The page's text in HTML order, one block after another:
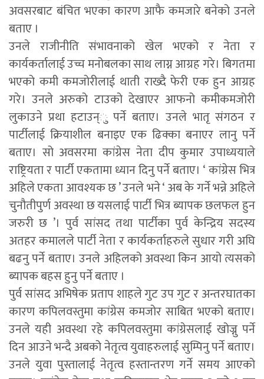
अवसरबाट बंचित भएका कारण आफै कमजारे बनेको उनले
बताए ।
उनले राजीनीति संभावनाको खेल भएको र नेता र
कार्यकर्तालाई उच्च मनोबलका साथ लाग्न आग्रह गरे। बिगतमा
भएको कमी कमजोरीलाई थाती राख्दै फेरी एक हुन आग्रह
गरे। उनले अरुको टाउको देखाएर आफनो कमीकमजोरी
लुकाउने प्रथा हटाउन्ु पर्ने बताए। उनले भातृ संगठन र
पार्टीलाई क्रियाशील बनाइए एक ढिक्का बनाएर लानु पर्ने
बताए। सो अवसरमा कांग्रेस नेता दीप कुमार उपाध्ययाले
राष्ट्रियता र पार्टी एकतामा ध्यान दिनु पर्ने बताए। ‘ कांग्रेस भित्र
अहिले एकता आवश्यक छ ’ उनले भने ‘ अब के गर्ने भन्ने अहिले
चुनौतीपुर्ण अवस्था छ यसलाई पार्टी भित्र ब्यापक छलफल हुन
जरुरी छ ’। पुर्व सांसद तथा पार्टीका पुर्व केन्द्रिय सदस्य
अतहर कमालले पार्टी नेता र कार्यकर्ताहरुले सुधार गरी अघि
बढनु पर्ने बताए। उनले अहिलको अवस्था किन आयो त्यसको
ब्यापक बहस हुनु पर्ने बताए ।
पुर्व सांसद अभिषेक प्रताप शाहले गुट उप गुट र अन्तरघातका
कारण कपिलवस्तुमा कांग्रेस कमजोर साबित भएको बताए।
उनले यही अवस्था रहे कपिलवस्तुमा कांग्रेसलाई खोज्नु पर्ने
दिन आउने भन्दै अबको नेतृत्व युवाहरुलाई सुम्पिनु पर्ने बताए।
उनले युवा पुस्तालाई नेतृत्व हस्तान्तरण गर्ने समय आएको